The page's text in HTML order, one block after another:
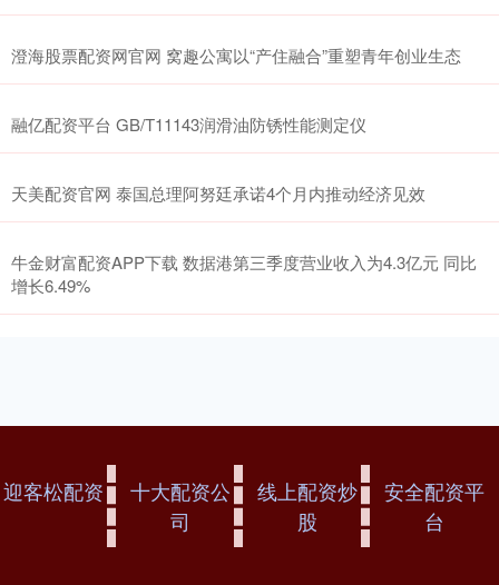
澄海股票配资网官网 窝趣公寓以“产住融合”重塑青年创业生态
融亿配资平台 GB/T11143润滑油防锈性能测定仪
天美配资官网 泰国总理阿努廷承诺4个月内推动经济见效
牛金财富配资APP下载 数据港第三季度营业收入为4.3亿元 同比
增长6.49%
迎客松配资
十大配资公
司
线上配资炒
股
安全配资平
台